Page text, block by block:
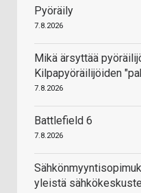
Pyöräily
7.8.2026
Mikä ärsyttää
Kilpapyöräilijöiden
7.8.2026
Battlefield 6
7.8.2026
yleistä